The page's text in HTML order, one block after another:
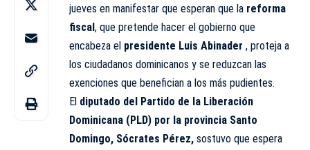
jueves en manifestar que esperan que la reforma
fiscal, que pretende hacer el gobierno que
encabeza el presidente Luis Abinader , proteja a
los ciudadanos dominicanos y se reduzcan las
exenciones que benefician a los más pudientes.
El diputado del Partido de la Liberación
Dominicana (PLD) por la provincia Santo
Domingo, Sócrates Pérez, sostuvo que espera